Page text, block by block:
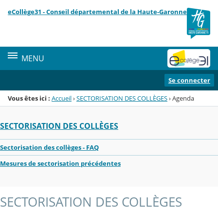
Menu de la rubrique
Contenu
eCollège31 - Conseil départemental de la Haute-Garonne
MENU
Se connecter
Vous êtes ici : Accueil›SECTORISATION DES COLLÈGES›Agenda
SECTORISATION DES COLLÈGES
Sectorisation des collèges - FAQ
Mesures de sectorisation précédentes
SECTORISATION DES COLLÈGES